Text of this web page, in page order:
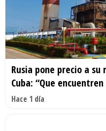
Rusia pone precio a
Cuba: “Que
Hace 1 día